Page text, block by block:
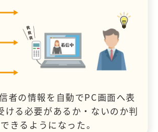
者の情報を自動でPC画面へ表
ける必要があるか・ないのか判
きるようになった。